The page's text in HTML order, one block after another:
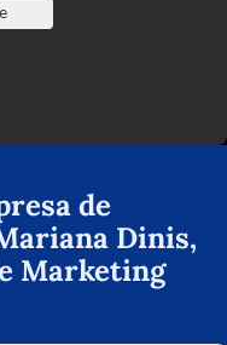
de
Dinis,
Marketing